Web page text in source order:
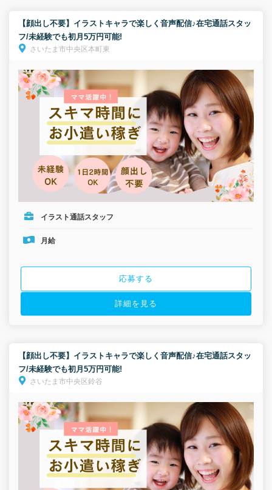
【顔出し不要】イラストキャラで楽しく音声配信♪在宅通話スタッ
フ/未経験でも初月5万円可能!
さいたま市中央区本町東
イラスト通話スタッフ
月給
応募する
詳細を見る
【顔出し不要】イラストキャラで楽しく音声配信♪在宅通話スタッ
フ/未経験でも初月5万円可能!
さいたま市中央区鈴谷